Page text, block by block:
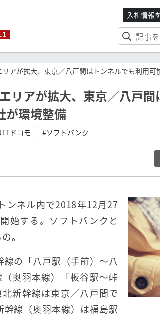
入札情報
リアが拡大、東京／八戸間はトンネルでも利用
リアが拡大、東京／八戸
環境整備
ドコモ #ソフトバンク
ンネル内で2018年12月27
始する。ソフトバンクと
。
の「八戸駅（手前）～八
奥羽本線）「板谷駅～峠
新幹線は東京／八戸間で
線（奥羽本線）は福島駅